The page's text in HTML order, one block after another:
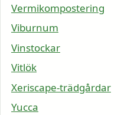
Vermikompostering
Viburnum
Vinstockar
Vitlök
Xeriscape-trädgårdar
Yucca